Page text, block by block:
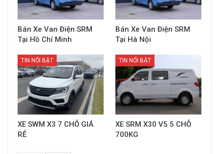
Bán Xe Van Điện SRM
Tại Hồ Chí Minh
Bán Xe Van Điện SRM
Tại Hà Nội
TIN NỔI BẬT
XE SWM X3 7 CHỖ GIÁ
RẺ
TIN NỔI BẬT
XE SRM X30 V5 5 CHỖ
700KG